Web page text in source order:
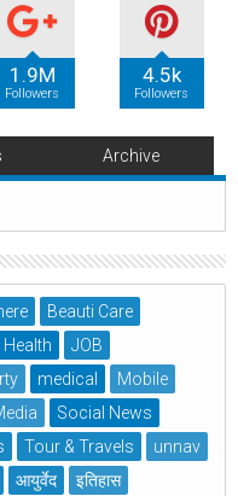
1.9M
Followers
4.5k
Followers
Archive
Beauti Care
Health
JOB
medical
Mobile
Social News
Tour & Travels
unnav
आयुर्वेद
इतिहास